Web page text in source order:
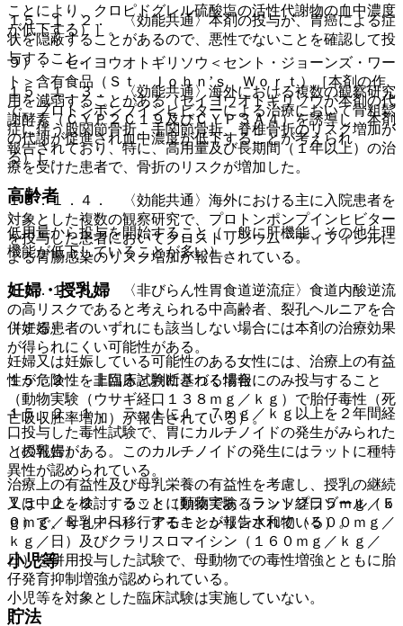
１５．１．２． 〈効能共通〉本剤の投与が、胃癌による症
状を隠蔽することがあるので、悪性でないことを確認して投
与すること。
１５．１．３． 〈効能共通〉海外における複数の観察研究
で、プロトンポンプインヒビターによる治療において骨粗鬆
症に伴う股関節骨折、手関節骨折、脊椎骨折のリスク増加が
報告されており、特に、高用量及び長期間（１年以上）の治
療を受けた患者で、骨折のリスクが増加した。
１５．１．４． 〈効能共通〉海外における主に入院患者を
対象とした複数の観察研究で、プロトンポンプインヒビター
を投与した患者においてクロストリジウム・ディフィシルに
よる胃腸感染のリスク増加が報告されている。
１５．１．５． 〈非びらん性胃食道逆流症〉食道内酸逆流
の高リスクであると考えられる中高齢者、裂孔ヘルニアを合
併する患者のいずれにも該当しない場合には本剤の治療効果
が得られにくい可能性がある。
１５．２． 非臨床試験に基づく情報
１５．２．１． ラットに１．７ｍｇ／ｋｇ以上を２年間経
口投与した毒性試験で、胃にカルチノイドの発生がみられた
との報告がある。このカルチノイドの発生にはラットに種特
異性が認められている。
１５．２．２． ラットに類薬であるランソプラゾール（５
０ｍｇ／ｋｇ／日）、アモキシシリン水和物（５００ｍｇ／
ｋｇ／日）及びクラリスロマイシン（１６０ｍｇ／ｋｇ／
日）を併用投与した試験で、母動物での毒性増強とともに胎
仔発育抑制増強が認められている。
貯法
ことにより、クロピドグレル硫酸塩の活性代謝物の血中濃度
が低下する）］。
９）． セイヨウオトギリソウ＜セント・ジョーンズ・ワー
ト＞含有食品（Ｓｔ．Ｊｏｈｎ’ｓ Ｗｏｒｔ）［本剤の作
用を減弱することがある（セイヨウオトギリソウが本剤の代
謝酵素（ＣＹＰ２Ｃ１９及びＣＹＰ３Ａ４）を誘導し、本剤
の代謝が促進され血中濃度が低下することが考えられ
る）］。
高齢者
低用量から投与を開始すること（一般に肝機能、その他生理
機能が低下していることが多い）。
妊婦・授乳婦
（妊婦）
妊婦又は妊娠している可能性のある女性には、治療上の有益
性が危険性を上回ると判断される場合にのみ投与すること
（動物実験（ウサギ経口１３８ｍｇ／ｋｇ）で胎仔毒性（死
亡吸収胚率増加）が報告されている）。
（授乳婦）
治療上の有益性及び母乳栄養の有益性を考慮し、授乳の継続
又は中止を検討すること（動物実験（ラット経口５ｍｇ／ｋ
ｇ）で、母乳中へ移行することが報告されている）。
小児等
小児等を対象とした臨床試験は実施していない。